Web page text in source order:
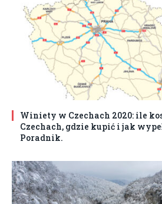
Winiety w Czechach 2020: ile
Czechach, gdzie kupić i jak
Poradnik.